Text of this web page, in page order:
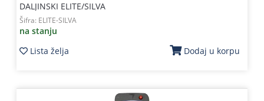
DALJINSKI ELITE/SILVA
Šifra: ELITE-SILVA
na stanju
Lista želja
Dodaj u korpu